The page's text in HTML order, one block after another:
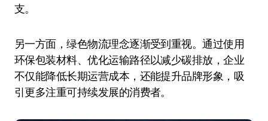
支。
另一方面，绿色物流理念逐渐受到重视。通过使用
环保包装材料、优化运输路径以减少碳排放，企业
不仅能降低长期运营成本，还能提升品牌形象，吸
引更多注重可持续发展的消费者。